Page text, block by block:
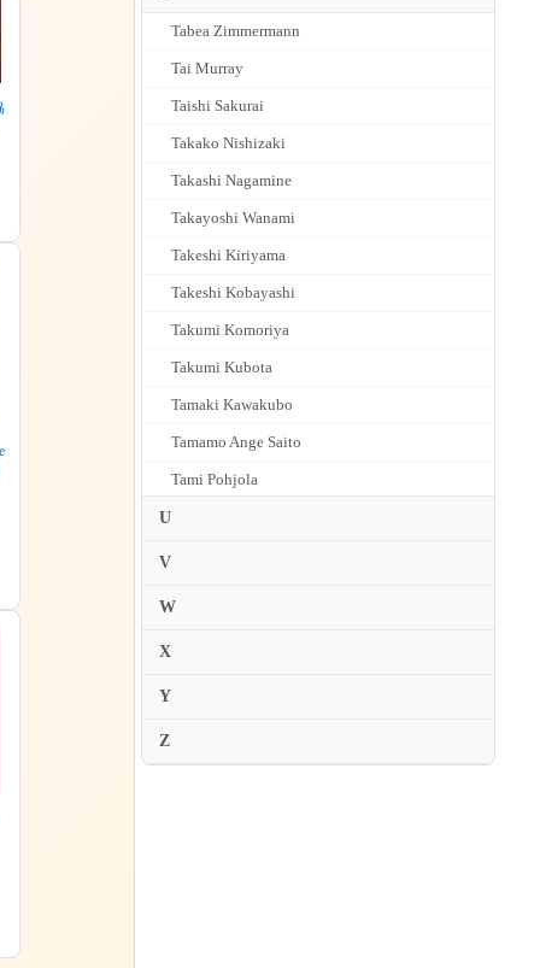
Tabea Zimmermann
Tai Murray
Taishi Sakurai
Takako Nishizaki
Takashi Nagamine
Takayoshi Wanami
Takeshi Kiriyama
Takeshi Kobayashi
Takumi Komoriya
Takumi Kubota
Tamaki Kawakubo
Tamamo Ange Saito
Tami Pohjola
U
V
W
X
Y
Z